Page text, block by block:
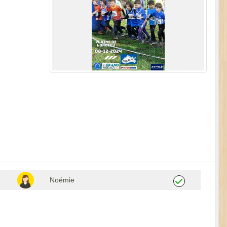
Noémie